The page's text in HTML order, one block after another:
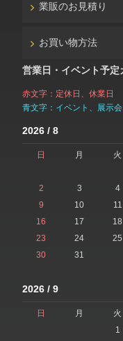
業販のお見積り
お買い物方法
営業日・イベント予定
赤文字：定休日、休業日
青文字：イベント、展示
2026 / 8
日 月 火
2
3 4
9
10 11
16
17 18
23
24 25
30
31
2026 / 9
日 月 火
1